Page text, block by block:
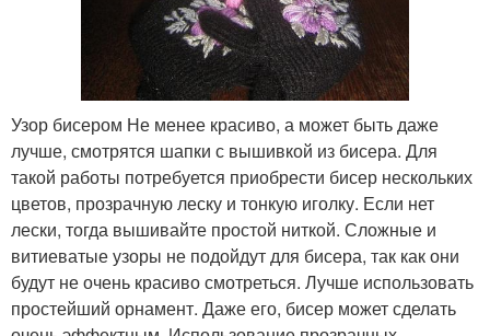
Узор бисером Не менее красиво, а может быть даже
лучше, смотрятся шапки с вышивкой из бисера. Для
такой работы потребуется приобрести бисер нескольких
цветов, прозрачную леску и тонкую иголку. Если нет
лески, тогда вышивайте простой ниткой. Сложные и
витиеватые узоры не подойдут для бисера, так как они
будут не очень красиво смотреться. Лучше использовать
простейший орнамент. Даже его, бисер может сделать